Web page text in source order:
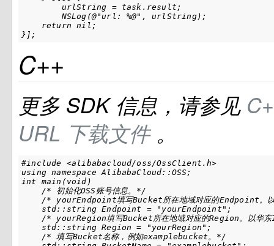
        urlString = task.result;
        NSLog(@"url: %@", urlString);
    return nil;
}];
C++
更多 SDK 信息，请参见
URL 下载文件 。
#include <alibabacloud/oss/OssClient.h>
using namespace AlibabaCloud::OSS;
int main(void)
    /* 初始化OSS账号信息。*/
/* yourEndpoint填写Bucket所在地域对应的Endpoint
    std::string Endpoint = "yourEndpoint";
/* yourRegion填写Bucket所在地域对应的Region。以华
    std::string Region = "yourRegion";
    /* 填写Bucket名称，例如examplebucket。*/